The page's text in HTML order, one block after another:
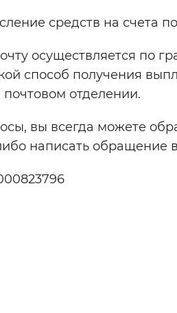
средств на счета
осуществляется по
способ получения
отделении.
вы всегда можете
написать обращение